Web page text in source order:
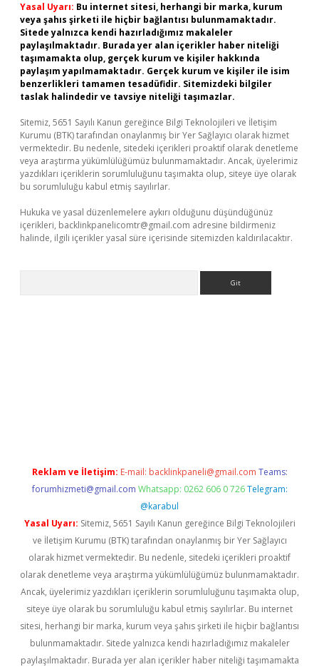
Yasal Uyarı: Bu internet sitesi, herhangi bir marka, kurum
veya şahıs şirketi ile hiçbir bağlantısı bulunmamaktadır.
Sitede yalnızca kendi hazırladığımız makaleler
paylaşılmaktadır. Burada yer alan içerikler haber niteliği
taşımamakta olup, gerçek kurum ve kişiler hakkında
paylaşım yapılmamaktadır. Gerçek kurum ve kişiler ile isim
benzerlikleri tamamen tesadüfidir. Sitemizdeki bilgiler
taslak halindedir ve tavsiye niteliği taşımazlar.
Sitemiz, 5651 Sayılı Kanun gereğince Bilgi Teknolojileri ve İletişim
Kurumu (BTK) tarafından onaylanmış bir Yer Sağlayıcı olarak hizmet
vermektedir. Bu nedenle, sitedeki içerikleri proaktif olarak denetleme
veya araştırma yükümlülüğümüz bulunmamaktadır. Ancak, üyelerimiz
yazdıkları içeriklerin sorumluluğunu taşımakta olup, siteye üye olarak
bu sorumluluğu kabul etmiş sayılırlar.
Hukuka ve yasal düzenlemelere aykırı olduğunu düşündüğünüz
içerikleri, backlinkpanelicomtr@gmail.com adresine bildirmeniz
halinde, ilgili içerikler yasal süre içerisinde sitemizden kaldırılacaktır.
Reklam ve İletişim: E-mail: backlinkpaneli@gmail.com Teams:
forumhizmeti@gmail.com Whatsapp: 0262 606 0 726 Telegram:
@karabul
Yasal Uyarı: Sitemiz, 5651 Sayılı Kanun gereğince Bilgi Teknolojileri
ve İletişim Kurumu (BTK) tarafından onaylanmış bir Yer Sağlayıcı
olarak hizmet vermektedir. Bu nedenle, sitedeki içerikleri proaktif
olarak denetleme veya araştırma yükümlülüğümüz bulunmamaktadır.
Ancak, üyelerimiz yazdıkları içeriklerin sorumluluğunu taşımakta olup,
siteye üye olarak bu sorumluluğu kabul etmiş sayılırlar. Bu internet
sitesi, herhangi bir marka, kurum veya şahıs şirketi ile hiçbir bağlantısı
bulunmamaktadır. Sitede yalnızca kendi hazırladığımız makaleler
paylaşılmaktadır. Burada yer alan içerikler haber niteliği taşımamakta